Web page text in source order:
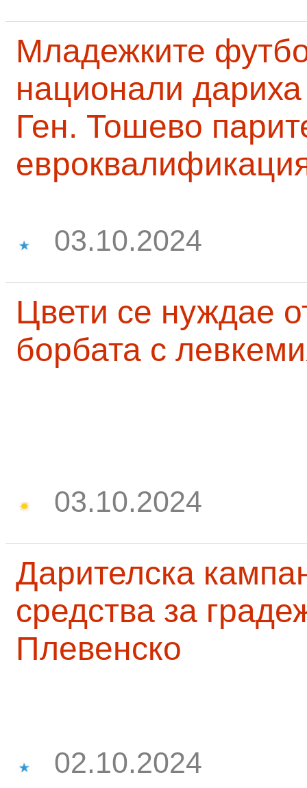
Младежките
национали
Ген. Тошево
03.10.2024
Цвети се нуждае
борбата с
03.10.2024
Дарителска
средства за
Плевенско
02.10.2024